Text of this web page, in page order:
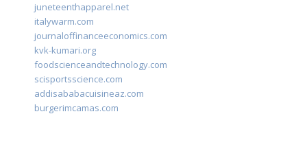
juneteenthapparel.net
italywarm.com
journaloffinanceeconomics.com
kvk-kumari.org
foodscienceandtechnology.com
scisportsscience.com
addisababacuisineaz.com
burgerimcamas.com